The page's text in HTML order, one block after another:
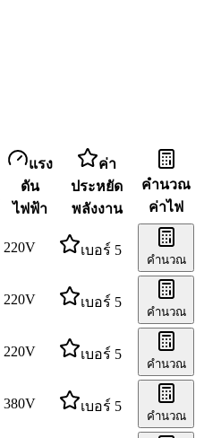
แรง
ดัน
ไฟฟ้า
ค่า
ประหยัด
พลังงาน
คำนวณ
ค่าไฟ
220V เบอร์ 5
คำนวณ
220V เบอร์ 5
คำนวณ
220V เบอร์ 5
คำนวณ
380V เบอร์ 5
คำนวณ